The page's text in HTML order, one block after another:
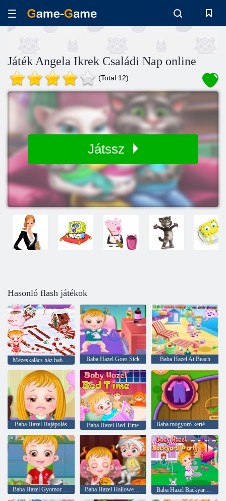
Játék Angela Ikrek Családi Nap online
(Total 12)
Játssz
Hasonló flash játékok
Mézeskalács ház baba Hazel Baba Hazel Goes Sick Baba Hazel At Beach
Baba Hazel Hajápolás Baba Hazel Bed Time Baba mogyoró kertészeti idő
Baba Hazel Gyomor Care Baba Hazel Halloween Party Baba Hazel Backyard párt